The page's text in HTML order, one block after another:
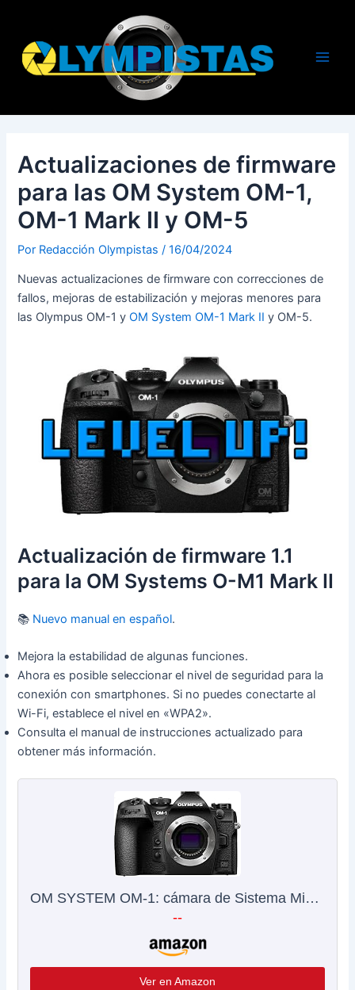
contenido
Actualizaciones de firmware
para las OM System OM-1,
OM-1 Mark II y OM-5
Por Redacción Olympistas /16/04/2024
Nuevas actualizaciones de firmware con correcciones de
fallos, mejoras de estabilización y mejoras menores para
las Olympus OM-1 yOM System OM-1 Mark II y OM-5.
Actualización de firmware 1.1
para la OM Systems O-M1 Mark II
📚 Nuevo manual en español.
Mejora la estabilidad de algunas funciones.
Ahora es posible seleccionar el nivel de seguridad para la
conexión con smartphones. Si no puedes conectarte al
Wi-Fi, establece el nivel en «WPA2».
Consulta el manual de instrucciones actualizado para
obtener más información.
OM SYSTEM OM-1: cámara de Sistema Micro Four Thirds, Sensor Live Moc BSI apilado de 20 MP, AF de 1053 Puntos de Tipo Cruzado y estabilización de 5 Ejes
--
Ver en Amazon